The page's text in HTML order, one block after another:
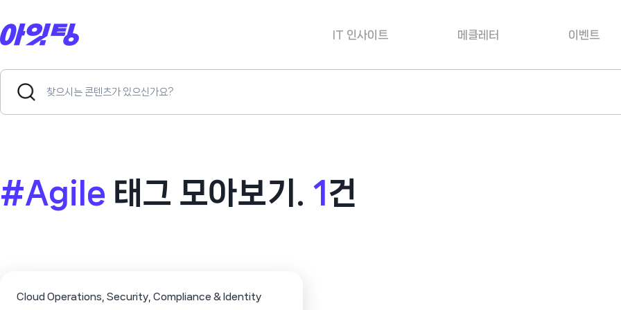
to
content
IT 인사이트 메클레터 이벤트
Search
Search
Button
#Agile 태그 모아보기. 1 건
Cloud Operations Security, Compliance & Identity